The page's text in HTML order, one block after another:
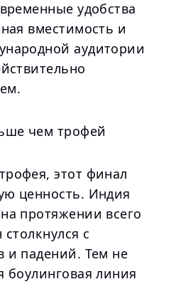
удобства
вместимость и
аудитории
чем трофей
этот финал
ценность. Индия
протяжении всего
с
и падений. Тем не
боулинговая линия